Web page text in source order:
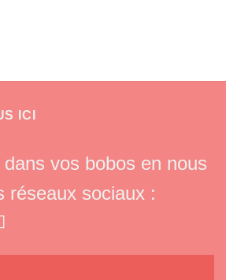
ICI
vos bobos en nous
réseaux sociaux :